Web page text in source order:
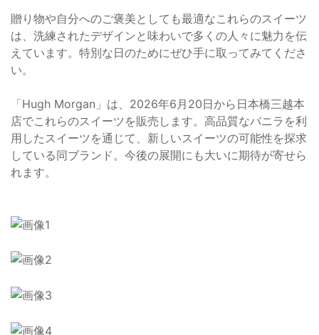
贈り物や自分へのご褒美としても最適なこれらのスイーツ
は、洗練されたデザインと味わいで多くの人々に魅力を伝
えています。特別な日のためにぜひ手に取ってみてくださ
い。
「Hugh Morgan」は、2026年6月20日から日本橋三越本
店でこれらのスイーツを販売します。高品質なバニラを利
用したスイーツを通じて、新しいスイーツの可能性を探求
している同ブランド。今後の展開にも大いに期待が寄せら
れます。